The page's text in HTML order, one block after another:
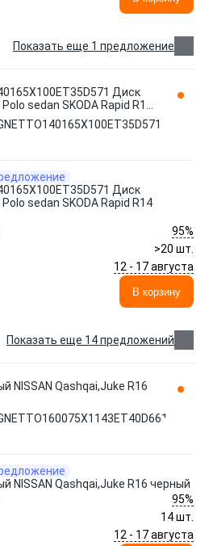
Показать еще 1 предложение
Диск
sedan SKODA Rapid R14
Диск
sedan SKODA Rapid R14
95%
>20 шт.
12 - 17 августа
В корзину
Показать еще 14 предложений
NISSAN Qashqai,Juke R16
NISSAN Qashqai,Juke R16 черный
95%
14 шт.
12 - 17 августа